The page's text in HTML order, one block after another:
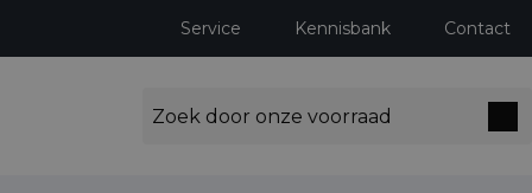
Service Kennisbank Contact